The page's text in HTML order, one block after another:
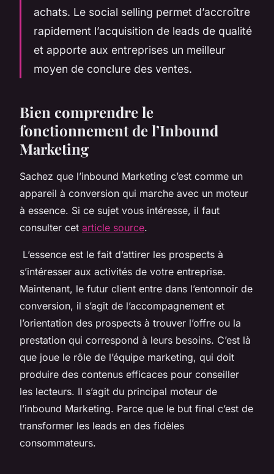
achats. Le social selling permet d’accroître
rapidement l’acquisition de leads de qualité
et apporte aux entreprises un meilleur
moyen de conclure des ventes.
Bien comprendre le
fonctionnement de l’Inbound
Marketing
Sachez que l’inbound Marketing c’est comme un
appareil à conversion qui marche avec un moteur
à essence. Si ce sujet vous intéresse, il faut
consulter cet article source.
L’essence est le fait d’attirer les prospects à
s’intéresser aux activités de votre entreprise.
Maintenant, le futur client entre dans l’entonnoir de
conversion, il s’agit de l’accompagnement et
l’orientation des prospects à trouver l’offre ou la
prestation qui correspond à leurs besoins. C’est là
que joue le rôle de l’équipe marketing, qui doit
produire des contenus efficaces pour conseiller
les lecteurs. Il s’agit du principal moteur de
l’inbound Marketing. Parce que le but final c’est de
transformer les leads en des fidèles
consommateurs.